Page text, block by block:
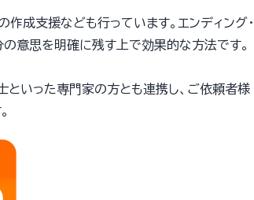
作成支援なども行っています。エンディング・
意思を明確に残す上で効果的な方法です。
といった専門家の方とも連携し、ご依頼者様